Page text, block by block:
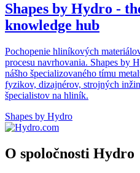
Shapes by Hydro -
knowledge hub
Pochopenie hliníkových
procesu navrhovania. Shapes by
nášho špecializovaného tímu
fyzikov, dizajnérov, strojných
špecialistov na hliník.
Shapes by Hydro
O spoločnosti Hydro